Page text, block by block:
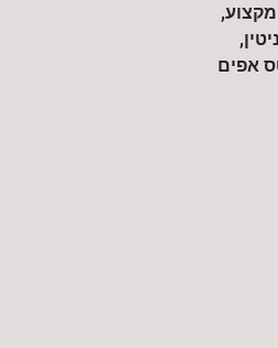
אפים